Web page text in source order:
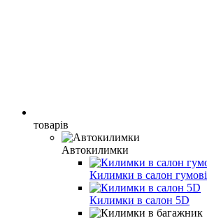
товарів
Автокилимки
Килимки в салон гумові
Килимки в салон 5D